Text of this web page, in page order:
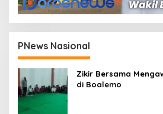
PNews Nasional
Zikir Bersama
di Boalemo